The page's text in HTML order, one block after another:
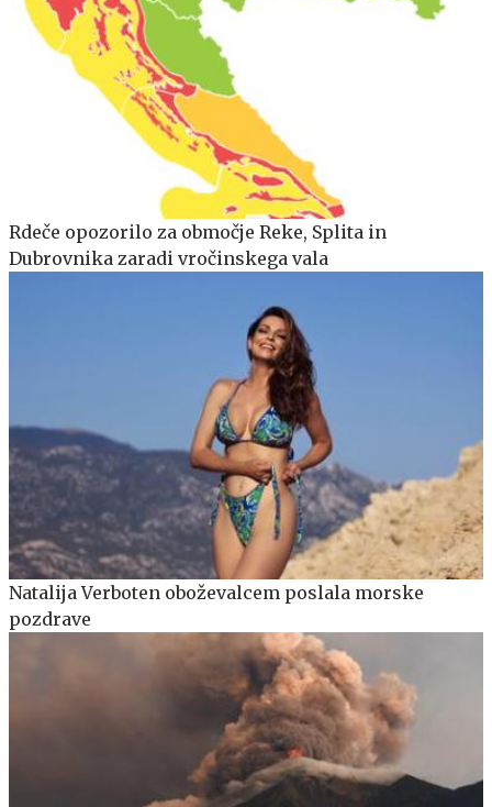
Rdeče opozorilo za območje Reke, Splita in
Dubrovnika zaradi vročinskega vala
Natalija Verboten oboževalcem poslala morske
pozdrave